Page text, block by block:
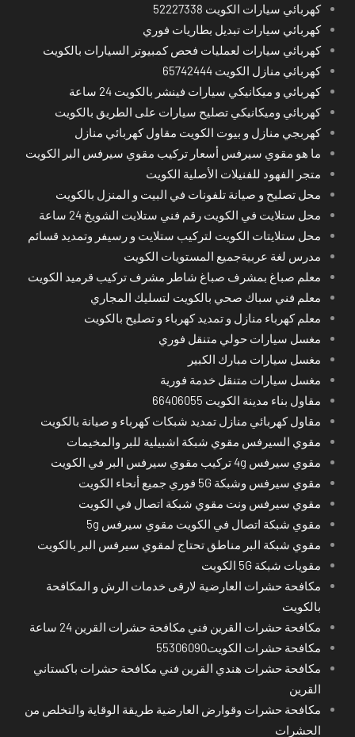
كهربائي سيارات الكويت 52227338
كهربائي سيارات تبديل بطاريات فوري
كهربائي سيارات لعمليات فحص كمبيوتر السيارات بالكويت
كهربائي منازل الكويت 65742444
كهربائي و ميكانيكي سيارات فينشر بالكويت 24 ساعة
كهربائي وميكانيكي تصليح سيارات على الطريق بالكويت
كهربجي منازل و بيوت الكويت مقاول كهربائي منازل
ما هو مقوي سيرفس أسعار تركيب مقوي سيرفس البر الكويت
متجر الفهود للفنيلات الأصلية الكويت
محل تصليح و صيانة تلفونات في البيت و المنزل بالكويت
محل ستلايت في الكويت رقم فني ستلايت الشويخ 24 ساعة
محل ستلايتات الكويت لتركيب ستلايت و رسيفر وتمديد قسائم
مدرس لغة عربيةجميع المستويات الكويت
معلم صباغ بمشرف صباغ شاطر مشرف تركيب قرميد الكويت
معلم فني سباك صحي بالكويت لتسليك المجاري
معلم كهرباء منازل و تمديد كهرباء و تصليح بالكويت
مغسل سيارات حولي متنقل فوري
مغسل سيارات مبارك الكبير
مغسل سيارات متنقل خدمة فورية
مقاول بناء مدينة الكويت 66406055
مقاول كهربائي منازل تمديد شبكات كهرباء و صيانة بالكويت
مقوي السيرفس مقوي شبكة اشبيلية للبر والمخيمات
مقوي سيرفس 4g تركيب مقوي سيرفس البر في الكويت
مقوي سيرفس وشبكة 5G فوري جميع أنحاء الكويت
مقوي سيرفس ونت مقوي شبكة اتصال في الكويت
مقوي شبكة اتصال في الكويت مقوي سيرفس 5g
مقوي شبكة البر مناطق تحتاج لمقوي سيرفس البر بالكويت
مقويات شبكة 5G الكويت
مكافحة حشرات العارضية لارقى خدمات الرش و المكافحة
بالكويت
مكافحة حشرات القرين فني مكافحة حشرات القرين 24 ساعة
مكافحة حشرات الكويت55306090
مكافحة حشرات هندي القرين فني مكافحة حشرات باكستاني
القرين
مكافحة حشرات وقوارض العارضية طريقة الوقاية والتخلص من
الحشرات